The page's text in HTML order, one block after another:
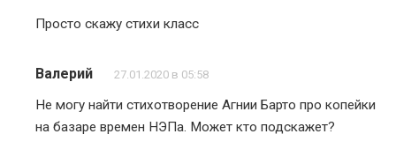
Просто скажу стихи класс
Валерий 27.01.2020 в 05:58
Не могу найти стихотворение Агнии Барто про копейки
на базаре времен НЭПа. Может кто подскажет?